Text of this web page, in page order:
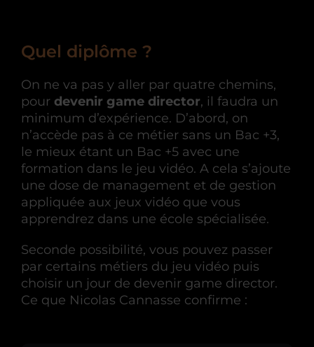
Quel diplôme ?
On ne va pas y aller par quatre chemins,
pour devenir game director, il faudra un
minimum d’expérience. D’abord, on
n’accède pas à ce métier sans un Bac +3,
le mieux étant un Bac +5 avec une
formation dans le jeu vidéo. A cela s’ajoute
une dose de management et de gestion
appliquée aux jeux vidéo que vous
apprendrez dans une école spécialisée.
Seconde possibilité, vous pouvez passer
par certains métiers du jeu vidéo puis
choisir un jour de devenir game director.
Ce que Nicolas Cannasse confirme :